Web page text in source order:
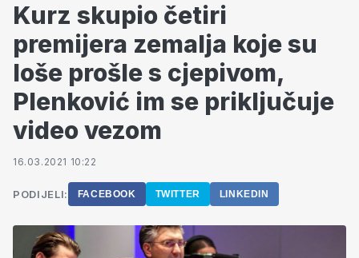
Kurz skupio četiri
premijera zemalja koje su
loše prošle s cjepivom,
Plenković im se priključuje
video vezom
16.03.2021 10:22
PODIJELI: FACEBOOK TWITTER LINKEDIN